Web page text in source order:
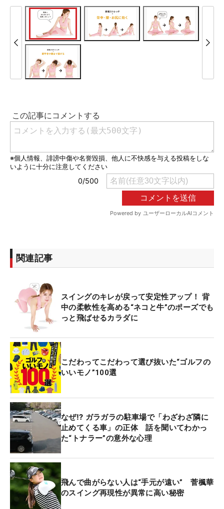
関連記事
スイングのキレが戻って安定性アップ！ 背
中の柔軟性を高める“ネコと牛”のポーズでも
っと飛ばせるカラダに
こだわってこだわって選び抜いた“ゴルフの
いいモノ”100選
なぜ⁉ ガラガラの駐車場で「わざわざ隣に
止めてくる車」の正体 話を聞いてわかっ
た“トナラー”の意外な心理
飛んで曲がらない人は“手元が遠い” 菅楓華
のスイング再現性が異常に高い秘密